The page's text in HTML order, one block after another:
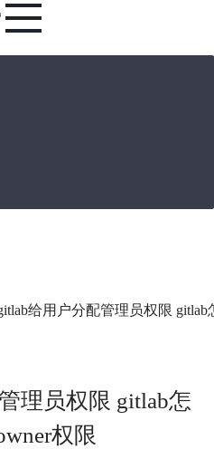
给用户分配管理员权限 gitlab
理员权限 gitlab怎
权限